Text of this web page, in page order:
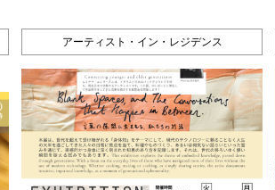
アーティスト・イン・レジデンス